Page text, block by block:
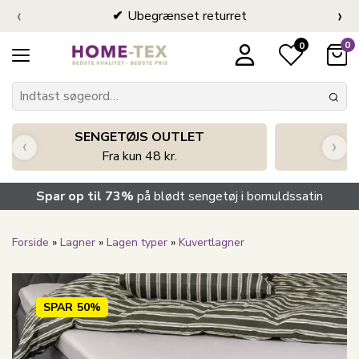
Ubegrænset returret
‹ ›
0 0
SENGETØJS OUTLET
Fra kun 48 kr.
‹ ›
Spar op til 73% på blødt sengetøj i bomuldssatin
Forside » Lagner » Lagen typer » Kuvertlagner
SPAR 50%